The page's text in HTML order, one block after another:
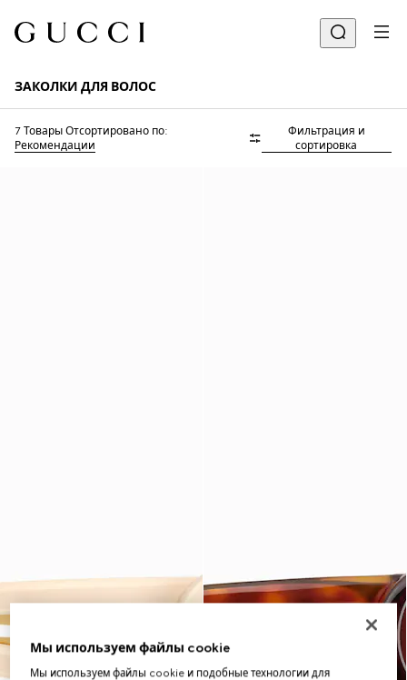
ЗАКОЛКИ ДЛЯ ВОЛОС
7 Товары Отсортировано по:
Рекомендации
Фильтрация и
сортировка
Мы используем файлы cookie
Мы используем файлы cookie и подобные технологии для